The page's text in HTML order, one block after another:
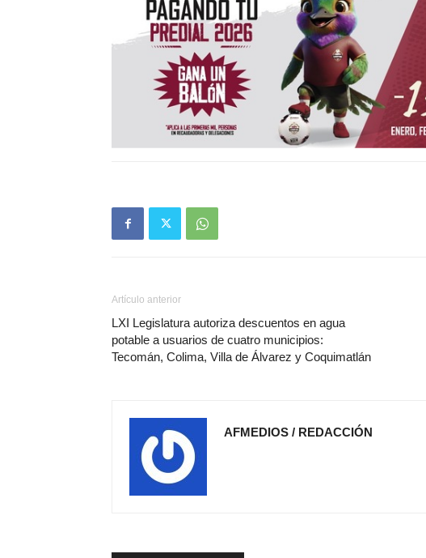
Artículo anterior
LXI Legislatura autoriza descuentos en agua
potable a usuarios de cuatro municipios:
Tecomán, Colima, Villa de Álvarez y Coquimatlán
AFMEDIOS / REDACCIÓN